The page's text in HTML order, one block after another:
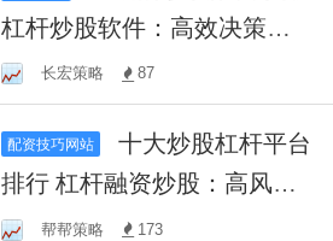
杠杆炒股软件：高效决策，
轻松实现股市投资倍增
长宏策略 87
配资技巧网站
十大炒股杠杆平台
排行 杠杆融资炒股：高风险
高回报的投资策略，谨慎操
帮帮策略 173